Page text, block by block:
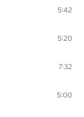
5:42
5:20
7:32
5:00